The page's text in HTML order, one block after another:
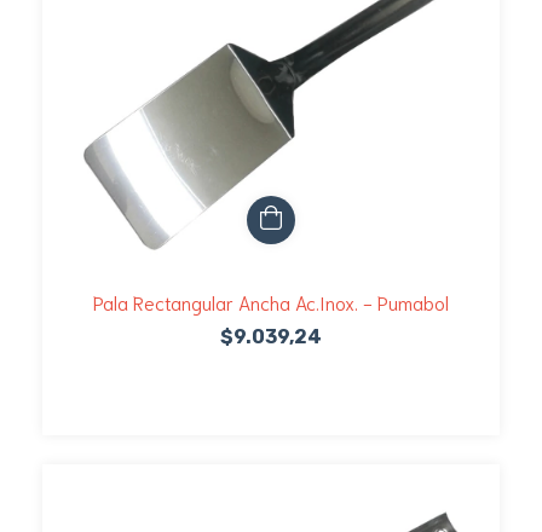
Pala Rectangular Ancha Ac.Inox. - Pumabol
$9.039,24